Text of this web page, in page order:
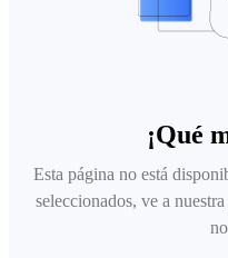
¡Qué
Esta página no está
seleccionados, ve a